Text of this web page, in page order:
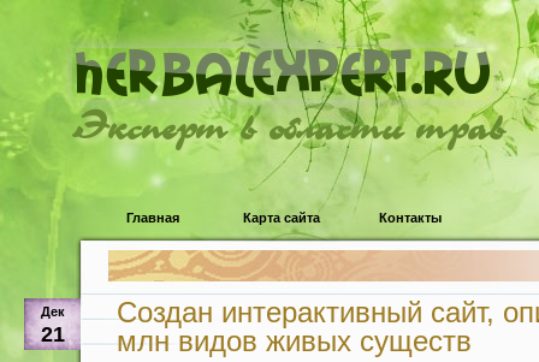
Эксперт в области трав
Главная Карта сайта Контакты
Дек
21
Создан интерактивный сайт,
млн видов живых существ